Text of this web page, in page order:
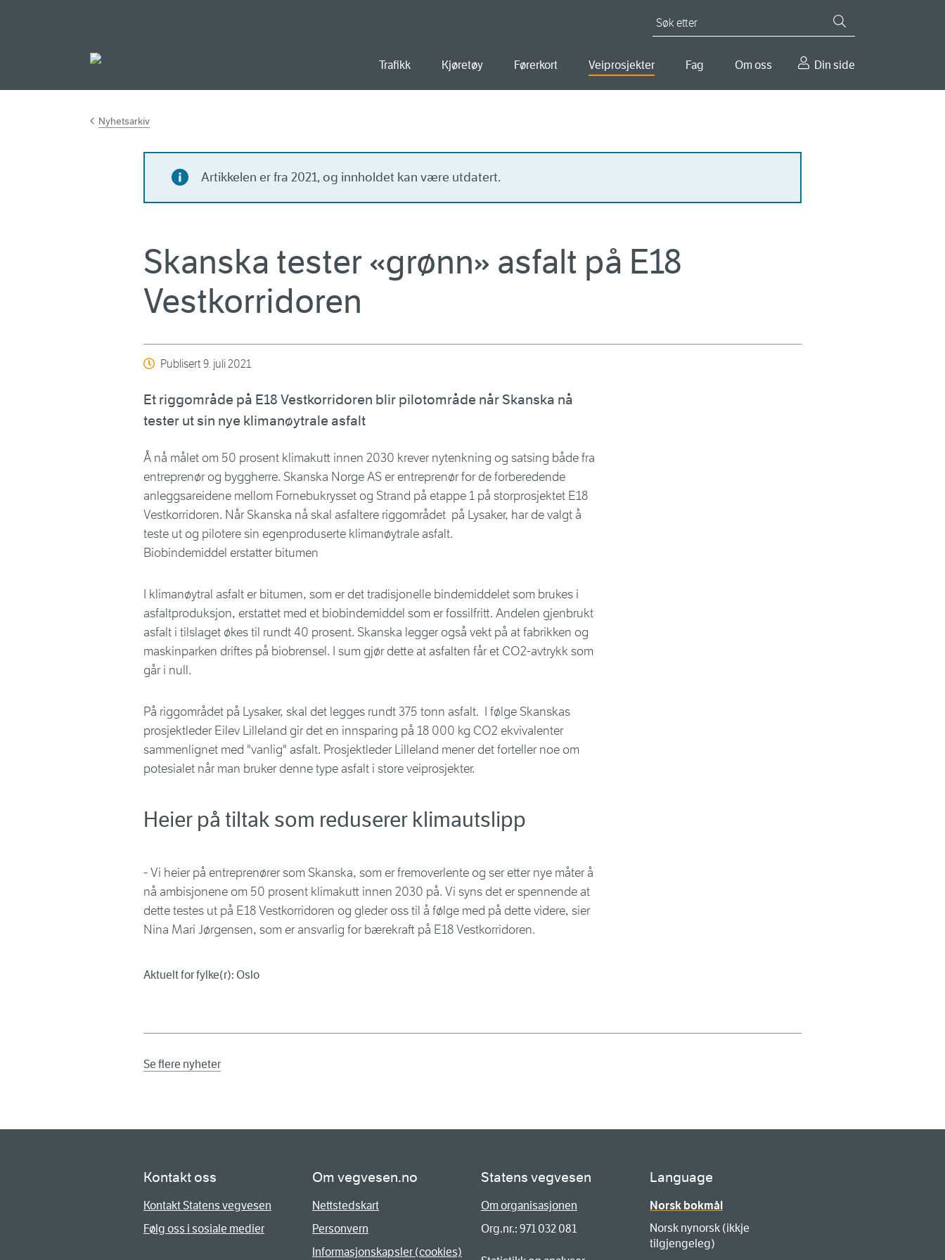
Trafikk Kjøretøy Førerkort Veiprosjekter Fag Om oss Din side
Nyhetsarkiv
Artikkelen er fra 2021, og innholdet kan være utdatert.
Skanska tester «grønn» asfalt på E18
Vestkorridoren
Publisert9. juli 2021
Et riggområde på E18 Vestkorridoren blir pilotområde når Skanska nå
tester ut sin nye klimanøytrale asfalt
Å nå målet om 50 prosent klimakutt innen 2030 krever nytenkning og satsing både fra
entreprenør og byggherre. Skanska Norge AS er entreprenør for de forberedende
anleggsareidene mellom Fornebukrysset og Strand på etappe 1 på storprosjektet E18
Vestkorridoren. Når Skanska nå skal asfaltere riggområdet på Lysaker, har de valgt å
teste ut og pilotere sin egenproduserte klimanøytrale asfalt.
Biobindemiddel erstatter bitumen
I klimanøytral asfalt er bitumen, som er det tradisjonelle bindemiddelet som brukes i
asfaltproduksjon, erstattet med et biobindemiddel som er fossilfritt. Andelen gjenbrukt
asfalt i tilslaget økes til rundt 40 prosent. Skanska legger også vekt på at fabrikken og
maskinparken driftes på biobrensel. I sum gjør dette at asfalten får et CO2-avtrykk som
går i null.
På riggområdet på Lysaker, skal det legges rundt 375 tonn asfalt. I følge Skanskas
prosjektleder Eilev Lilleland gir det en innsparing på 18 000 kg CO2 ekvivalenter
sammenlignet med "vanlig" asfalt. Prosjektleder Lilleland mener det forteller noe om
potesialet når man bruker denne type asfalt i store veiprosjekter.
Heier på tiltak som reduserer klimautslipp
- Vi heier på entreprenører som Skanska, som er fremoverlente og ser etter nye måter å
nå ambisjonene om 50 prosent klimakutt innen 2030 på. Vi syns det er spennende at
dette testes ut på E18 Vestkorridoren og gleder oss til å følge med på dette videre, sier
Nina Mari Jørgensen, som er ansvarlig for bærekraft på E18 Vestkorridoren.
Aktuelt for fylke(r): Oslo
Se flere nyheter
Kontakt oss
Kontakt Statens vegvesen
Følg oss i sosiale medier
Om vegvesen.no
Nettstedskart
Personvern
Informasjonskapsler (cookies)
Statens vegvesen
Om organisasjonen
Org.nr.: 971 032 081
Language
Norsk bokmål
Norsk nynorsk (ikkje
tilgjengeleg)